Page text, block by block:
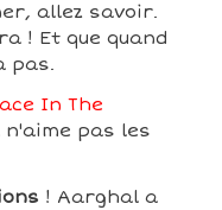
allez savoir.
! Et que quand
pas.
In The
pas les
! Aarghal a